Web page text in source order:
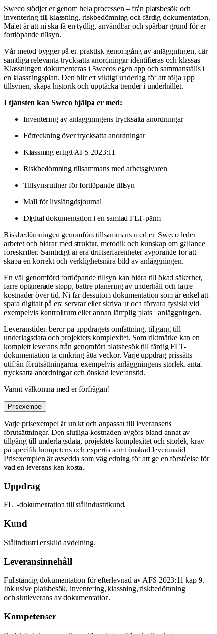
Sweco stödjer er genom hela processen – från platsbesök och
inventering till klassning, riskbedömning och färdig dokumentation.
Målet är att ni ska få en tydlig, användbar och spårbar grund för er
fortlöpande tillsyn.
Vår metod bygger på en praktisk genomgång av anläggningen, där
samtliga relevanta trycksatta anordningar identifieras och klassas.
Klassningen dokumenteras i Swecos egen app och sammanställs i
en klassningsplan. Den blir ett viktigt underlag för att följa upp
tillsynen, skapa historik och upptäcka trender i underhållet.
I tjänsten kan Sweco hjälpa er med:
Inventering av anläggningens trycksatta anordningar
Förteckning över trycksatta anordningar
Klassning enligt AFS 2023:11
Riskbedömning tillsammans med arbetsgivaren
Tillsynsrutiner för fortlöpande tillsyn
Mall för livslängdsjournal
Digital dokumentation i en samlad FLT-pärm
Riskbedömningen genomförs tillsammans med er. Sweco leder
arbetet och bidrar med struktur, metodik och kunskap om gällande
föreskrifter. Samtidigt är era driftserfarenheter avgörande för att
skapa en korrekt och verklighetsnära bild av anläggningen.
En väl genomförd fortlöpande tillsyn kan bidra till ökad säkerhet,
färre oplanerade stopp, bättre planering av underhåll och lägre
kostnader över tid. Ni får dessutom dokumentation som är enkel att
spara digitalt på era servrar eller skriva ut och förvara fysiskt vid
exempelvis kontrollrum eller annan lämplig plats i anläggningen.
Leveranstiden beror på uppdragets omfattning, tillgång till
underlagsdata och projektets komplexitet. Som riktmärke kan en
komplett leverans från genomfört platsbesök till färdig FLT-
dokumentation ta omkring åtta veckor. Varje uppdrag prissätts
utifrån förutsättningarna, exempelvis anläggningens storlek, antal
trycksatta anordningar och önskad leveranstid.
Varmt välkomna med er förfrågan!
Prisexempel
Varje prisexempel är unikt och anpassat till leveransens
förutsättningar. Den slutliga kostnaden avgörs bland annat av
tillgång till underlagsdata, projektets komplexitet och storlek, krav
på specifik kompetens och expertis samt önskad leveranstid.
Prisexemplen är avsedda som vägledning för att ge en förståelse för
vad en leverans kan kosta.
Uppdrag
FLT-dokumentation till stålindustrikund.
Kund
Stålindustri enskild avdelning.
Leveransinnehåll
Fullständig dokumentation för efterlevnad av AFS 2023:11 kap 9.
Inklusive platsbesök, inventering, klassning, riskbedömning
och slutleverans av dokumentation.
Kompetenser